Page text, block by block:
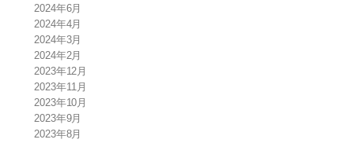
2024年6月
2024年4月
2024年3月
2024年2月
2023年12月
2023年11月
2023年10月
2023年9月
2023年8月